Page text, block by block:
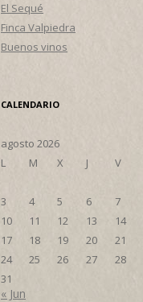
El Sequé
Finca Valpiedra
Buenos vinos
CALENDARIO
agosto 2026
L
M X J V
3
4 5 6 7
10
11 12 13 14
17
18 19 20 21
24
25 26 27 28
31
« Jun